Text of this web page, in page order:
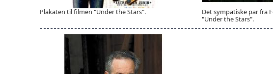
Plakaten til filmen "Under the Stars".
Det sympatiske par fra
"Under the Stars".